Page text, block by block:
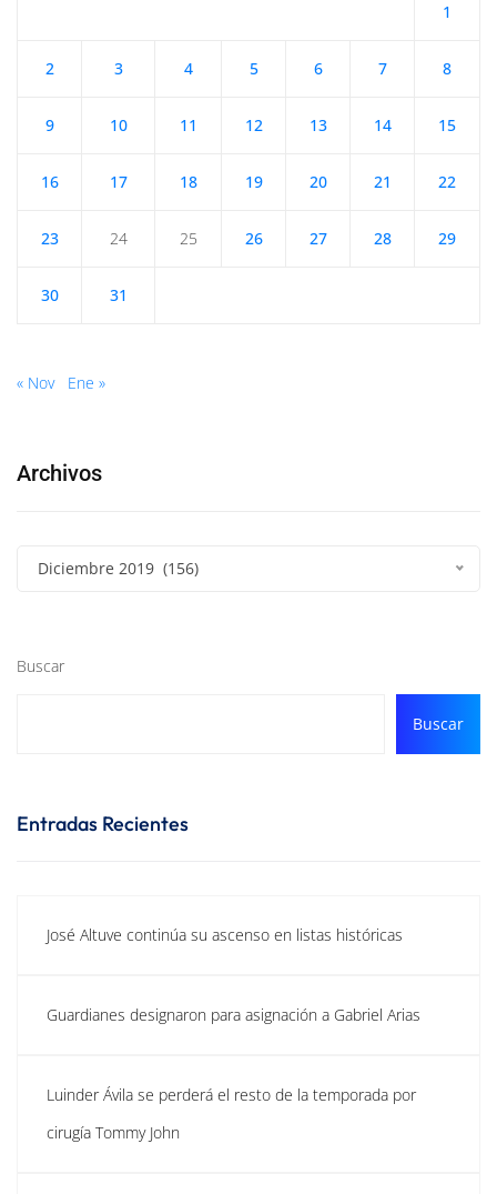
1
2 3 4 5 6 7 8
9 10 11 12 13 14 15
16 17 18 19 20 21 22
23 24 25 26 27 28 29
30 31
« Nov Ene »
Archivos
Diciembre 2019 (156)
Buscar
Buscar
Entradas Recientes
José Altuve continúa su ascenso en listas históricas
Guardianes designaron para asignación a Gabriel Arias
Luinder Ávila se perderá el resto de la temporada por
cirugía Tommy John